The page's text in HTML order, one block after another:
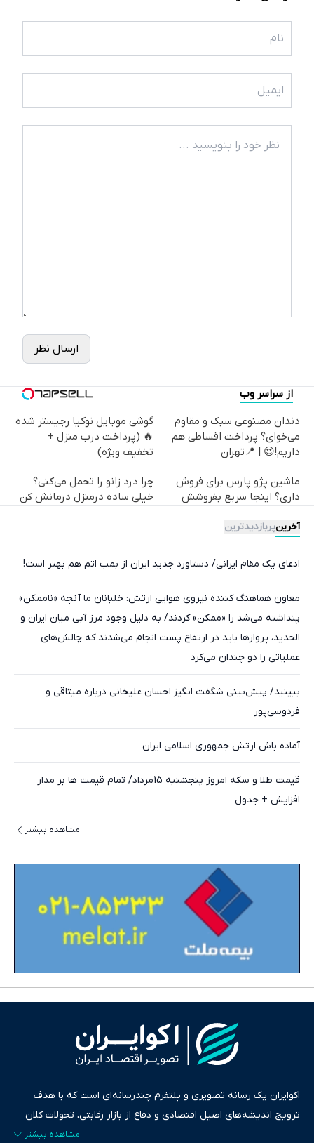
ارسال نظر
از سراسر وب
دندان مصنوعی سبک و مقاوم
می‌خوای؟ پرداخت اقساطی هم
داریم!😍 | 📍تهران
گوشی موبایل نوکیا رجیستر شده
🔥 (پرداخت درب منزل +
تخفیف ویژه)
ماشین پژو پارس برای فروش
داری؟ اینجا سریع بفروشش
چرا درد زانو را تحمل می‌کنی؟
خیلی ساده درمنزل درمانش کن
آخرینپربازدیدترین
ادعای یک مقام ایرانی/ دستاورد جدید ایران از بمب اتم هم بهتر است!
معاون هماهنگ کننده نیروی هوایی ارتش: خلبانان ما آنچه «ناممکن»
پنداشته می‌شد را «ممکن» کردند/ به دلیل وجود مرز آبی میان ایران و
الحدید، پرواز‌ها باید در ارتفاع پست انجام می‌شدند که چالش‌های
عملیاتی را دو چندان می‌کرد
ببینید/ پیش‌بینی شگفت انگیز احسان علیخانی درباره میثاقی و
فردوسی‌پور
آماده باش ارتش جمهوری اسلامی ایران
قیمت طلا و سکه امروز پنجشنبه 15مرداد/ تمام قیمت ها بر مدار
افزایش + جدول
مشاهده بیشتر
اکوایران یک رسانه تصویری و پلتفرم چندرسانه‌ای است که با هدف
ترویج اندیشه‌های اصیل اقتصادی و دفاع از بازار رقابتی، تحولات کلان
ایران و جهان را در قالب‌های ویدیو، پادکست، متن و گزارش‌های تحلیلی